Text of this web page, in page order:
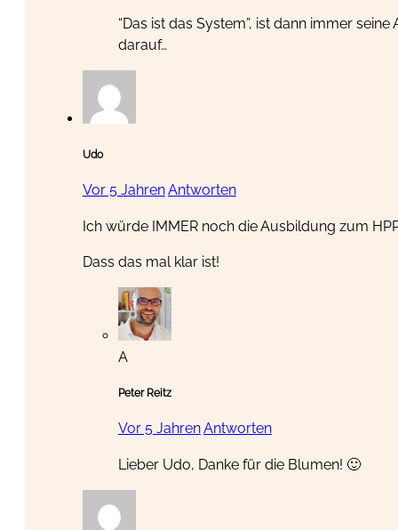
“Das ist das System”, ist dann immer
darauf…
Udo
Vor 5 JahrenAntworten
Ich würde IMMER noch die Ausbildung zum
Dass das mal klar ist!
A
Peter Reitz
Vor 5 JahrenAntworten
Lieber Udo, Danke für die Blumen! 🙂